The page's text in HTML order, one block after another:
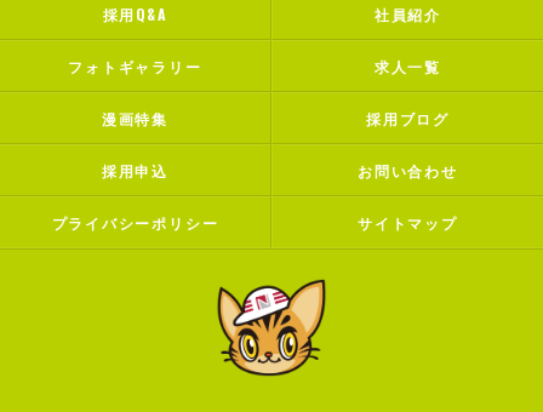
採用Q&A 社員紹介
フォトギャラリー 求人一覧
漫画特集 採用ブログ
採用申込 お問い合わせ
プライバシーポリシー サイトマップ